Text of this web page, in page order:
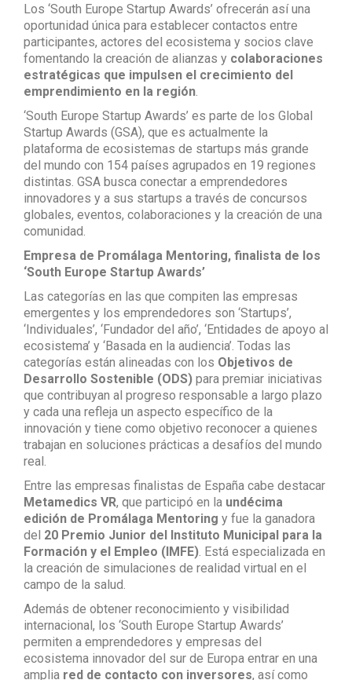
Los ‘South Europe Startup Awards’ ofrecerán así una
oportunidad única para establecer contactos entre
participantes, actores del ecosistema y socios clave
fomentando la creación de alianzas y colaboraciones
estratégicas que impulsen el crecimiento del
emprendimiento en la región
‘South Europe Startup Awards’ es parte de los Global
Startup Awards (GSA), que es actualmente la
plataforma de ecosistemas de startups más grande
del mundo con 154 países agrupados en 19 regiones
distintas. GSA busca conectar a emprendedores
innovadores y a sus startups a través de concursos
globales, eventos, colaboraciones y la creación de una
comunidad.
Empresa de Promálaga Mentoring, finalista de los
‘South Europe Startup Awards’
Las categorías en las que compiten las empresas
emergentes y los emprendedores son ‘Startups’,
‘Individuales’, ‘Fundador del año’, ‘Entidades de apoyo al
ecosistema’ y ‘Basada en la audiencia’. Todas las
categorías están alineadas con los Objetivos de
Desarrollo Sostenible (ODS) para premiar iniciativas
que contribuyan al progreso responsable a largo plazo
y cada una refleja un aspecto específico de la
innovación y tiene como objetivo reconocer a quienes
trabajan en soluciones prácticas a desafíos del mundo
real.
Entre las empresas finalistas de España cabe destacar
Metamedics VR, que participó en la undécima
edición de Promálaga Mentoring y fue la ganadora
del 20 Premio Junior del Instituto Municipal para la
Formación y el Empleo (IMFE) . Está especializada en
la creación de simulaciones de realidad virtual en el
campo de la salud.
Además de obtener reconocimiento y visibilidad
internacional, los ‘South Europe Startup Awards’
permiten a emprendedores y empresas del
ecosistema innovador del sur de Europa entrar en una
amplia red de contacto con inversores, así como